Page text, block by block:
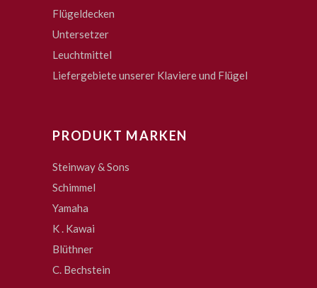
Flügeldecken
Untersetzer
Leuchtmittel
Liefergebiete unserer Klaviere und Flügel
PRODUKT MARKEN
Steinway & Sons
Schimmel
Yamaha
K . Kawai
Blüthner
C. Bechstein